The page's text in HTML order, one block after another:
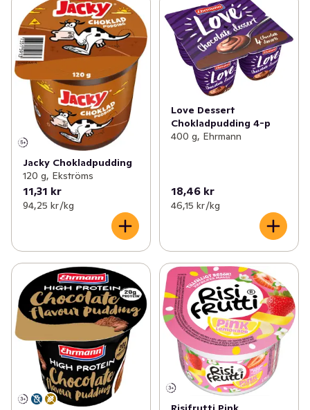
Jacky Chokladpudding
120 g, Ekströms
11,31 kr
94,25 kr /kg
Love Dessert
Chokladpudding 4-p
400 g, Ehrmann
18,46 kr
46,15 kr /kg